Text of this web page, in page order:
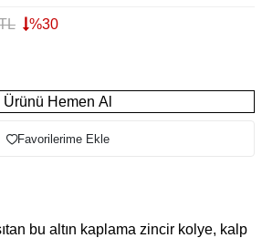
%30
Ürünü Hemen Al
Favorilerime Ekle
bu altın kaplama zincir kolye, kalp